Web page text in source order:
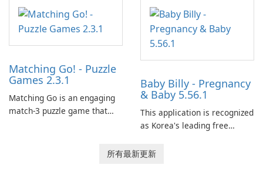
Matching Go! - Puzzle
Games 2.3.1
Matching Go is an engaging
match-3 puzzle game that
Baby Billy - Pregnancy
& Baby 5.56.1
This application is recognized
as Korea's leading free
baby tracking, offering
所有最新更新